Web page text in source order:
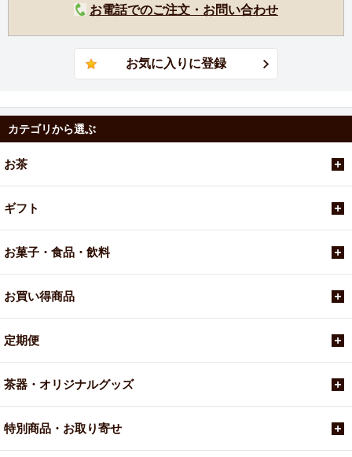
お電話でのご注文・お問い合わせ
カテゴリから選ぶ
お茶
ギフト
お菓子・食品・飲料
お買い得商品
定期便
茶器・オリジナルグッズ
特別商品・お取り寄せ